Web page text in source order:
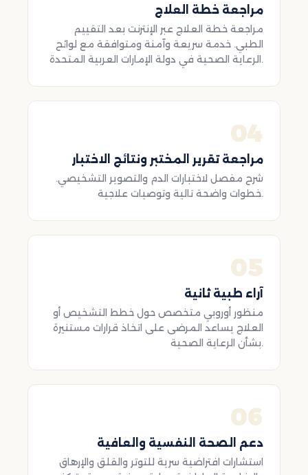
مراجعة خطة العلاج
مراجعة خطة العلاج عبر الإنترنت بعد التقييم
الطبي. خدمة سريعة وآمنة ومتوافقة مع لوائح
الرعاية الصحية في دولة الإمارات العربية المتحدة.
04
مراجعة تقرير المختبر ونتائج الاختبار
شرح مفصل لاختبارات الدم والتصوير التشخيصي.
خطوات واضحة تالية وتوصيات علاجية.
05
آراء طبية ثانية
منظور أوروبي متخصص حول خطط التشخيص أو
العلاج يساعد المرضى على اتخاذ قرارات مستنيرة
بشأن الرعاية الصحية.
06
دعم الصحة النفسية والعافية
استشارات افتراضية سرية للتوتر والقلق والإرهاق